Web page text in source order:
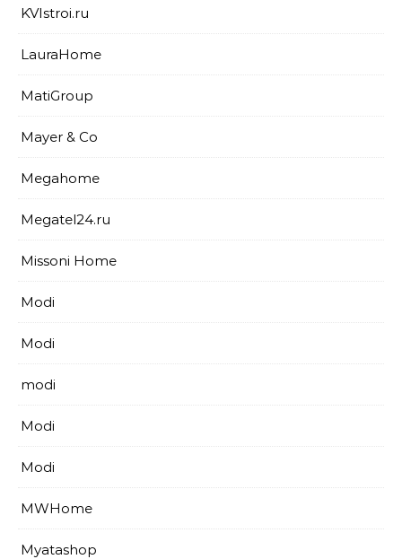
KVIstroi.ru
LauraHome
MatiGroup
Mayer & Co
Megahome
Megatel24.ru
Missoni Home
Modi
Modi
modi
Modi
Modi
MWHome
Myatashop